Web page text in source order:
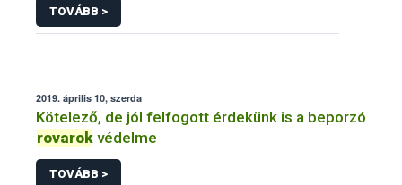
TOVÁBB >
2019. április 10, szerda
Kötelező, de jól felfogott érdekünk is a beporzó
rovarok védelme
TOVÁBB >